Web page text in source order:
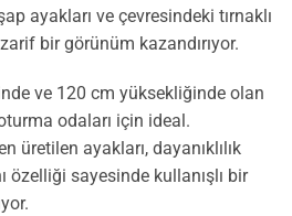
ayakları ve çevresindeki tırnaklı
bir görünüm kazandırıyor.
ve 120 cm yüksekliğinde olan
odaları için ideal.
üretilen ayakları, dayanıklılık
özelliği sayesinde kullanışlı bir